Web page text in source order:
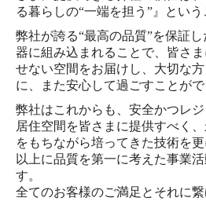
る暮らしの“一端を担う”』という
弊社が誇る“最高の品質”を保証
器に組み込まれることで、 皆さ
せない空間をお届けし、大切な
に、
また安心して過ごすことが
弊社はこれからも、安全かつレ
居住空間を皆さまに提供すべく、
をもちながら培ってきた技術を更
以上に品質を第一に考えた事業
す。
全てのお客様のご満足とそれに